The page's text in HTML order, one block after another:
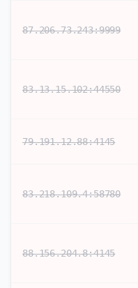
87.206.73.243:9999
83.13.15.102:44550
79.191.12.88:4145
83.218.109.4:58780
88.156.204.8:4145